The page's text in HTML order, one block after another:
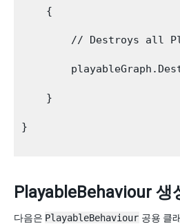
    {
// Destroys all
    }
}
PlayableBehaviour 생
다음은 PlayableBehaviour 공용 클